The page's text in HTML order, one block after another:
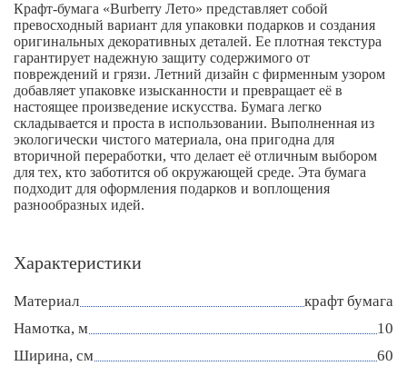
Крафт-бумага «Burberry Лето» представляет собой
превосходный вариант для упаковки подарков и создания
оригинальных декоративных деталей. Ее плотная текстура
гарантирует надежную защиту содержимого от
повреждений и грязи. Летний дизайн с фирменным узором
добавляет упаковке изысканности и превращает её в
настоящее произведение искусства. Бумага легко
складывается и проста в использовании. Выполненная из
экологически чистого материала, она пригодна для
вторичной переработки, что делает её отличным выбором
для тех, кто заботится об окружающей среде. Эта бумага
подходит для оформления подарков и воплощения
разнообразных идей.
Характеристики
Материал
крафт бумага
Намотка, м
10
Ширина, см
60